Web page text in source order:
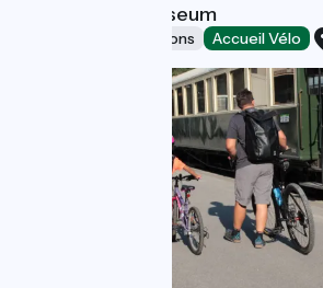
The Valence Museum
Museums & attractions Accueil Vélo